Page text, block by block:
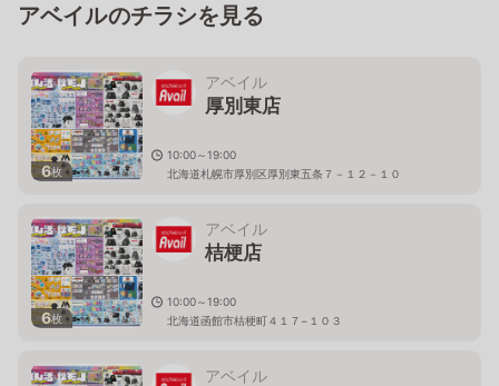
アベイルのチラシを見る
6枚
アベイル
厚別東店
10:00～19:00
北海道札幌市厚別区厚別東五条７－１２－１０
6枚
アベイル
桔梗店
10:00～19:00
北海道函館市桔梗町４１７−１０３
アベイル